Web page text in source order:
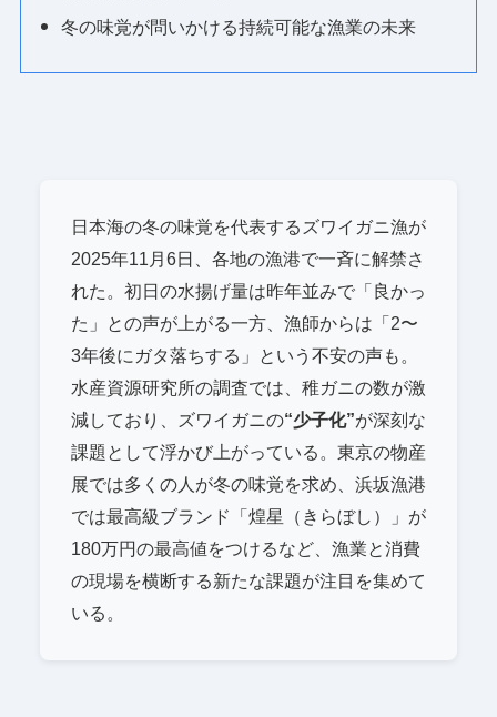
冬の味覚が問いかける持続可能な漁業の未来
日本海の冬の味覚を代表するズワイガニ漁が
2025年11月6日、各地の漁港で一斉に解禁さ
れた。初日の水揚げ量は昨年並みで「良かっ
た」との声が上がる一方、漁師からは「2〜
3年後にガタ落ちする」という不安の声も。
水産資源研究所の調査では、稚ガニの数が激
減しており、ズワイガニの“少子化”が深刻な
課題として浮かび上がっている。東京の物産
展では多くの人が冬の味覚を求め、浜坂漁港
では最高級ブランド「煌星（きらぼし）」が
180万円の最高値をつけるなど、漁業と消費
の現場を横断する新たな課題が注目を集めて
いる。